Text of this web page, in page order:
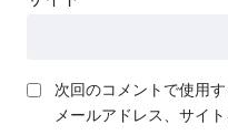
次回のコメントで使用
メールアドレス、サイト